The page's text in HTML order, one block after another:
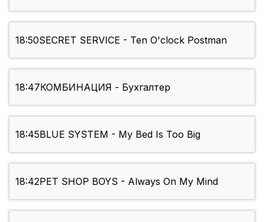
18:50SECRET SERVICE - Ten O'clock Postman
18:47КОМБИНАЦИЯ - Бухгалтер
18:45BLUE SYSTEM - My Bed Is Too Big
18:42PET SHOP BOYS - Always On My Mind